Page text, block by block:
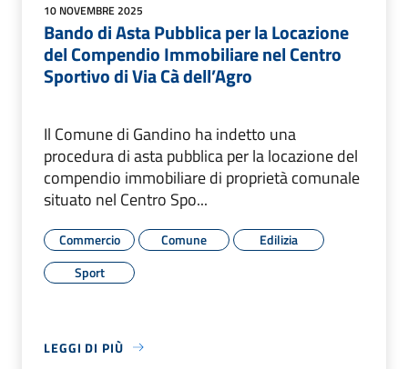
10 NOVEMBRE 2025
Bando di Asta Pubblica per la Locazione
del Compendio Immobiliare nel Centro
Sportivo di Via Cà dell’Agro
Il Comune di Gandino ha indetto una
procedura di asta pubblica per la locazione del
compendio immobiliare di proprietà comunale
situato nel Centro Spo...
Commercio Comune
Edilizia
Sport
LEGGI DI PIÙ